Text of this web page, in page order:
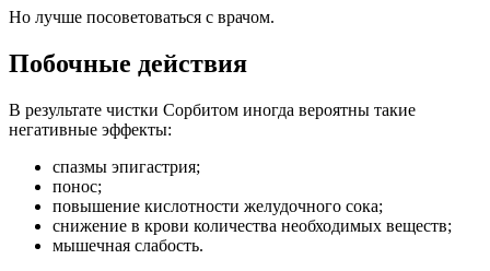
Но лучше посоветоваться с врачом.
Побочные действия
В результате чистки Сорбитом иногда вероятны такие
негативные эффекты:
спазмы эпигастрия;
понос;
повышение кислотности желудочного сока;
снижение в крови количества необходимых веществ;
мышечная слабость.